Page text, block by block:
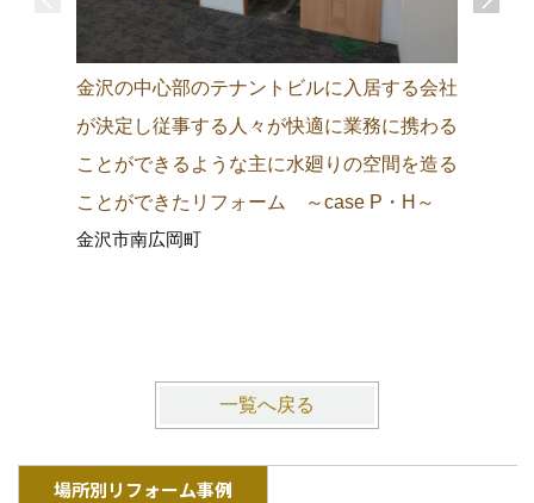
金沢の中心部のテナントビルに入居する会社
が決定し従事する人々が快適に業務に携わる
ことができるような主に水廻りの空間を造る
ことができたリフォーム ～case P・H～
金沢市南広岡町
一覧へ戻る
場所別リフォーム事例